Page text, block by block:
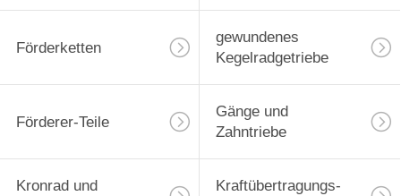
Förderketten
gewundenes
Kegelradgetriebe
Förderer-Teile
Gänge und
Zahntriebe
Kronrad und Kraftübertragungs-